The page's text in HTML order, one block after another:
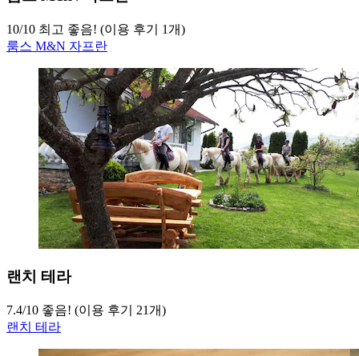
10/10 최고 좋음! (이용 후기 1개)
룸스 M&N 자프란
랜치 테라
7.4/10 좋음! (이용 후기 21개)
랜치 테라